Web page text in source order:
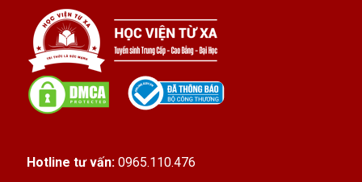
Hotline tư vấn: 0965.110.476